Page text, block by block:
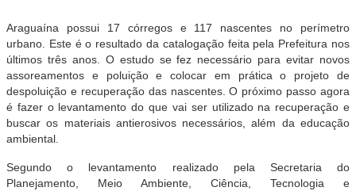
Araguaína possui 17 córregos e 117 nascentes no perímetro
urbano. Este é o resultado da catalogação feita pela Prefeitura nos
últimos três anos. O estudo se fez necessário para evitar novos
assoreamentos e poluição e colocar em prática o projeto de
despoluição e recuperação das nascentes. O próximo passo agora
é fazer o levantamento do que vai ser utilizado na recuperação e
buscar os materiais antierosivos necessários, além da educação
ambiental.
Segundo o levantamento realizado pela Secretaria do
Planejamento, Meio Ambiente, Ciência, Tecnologia e